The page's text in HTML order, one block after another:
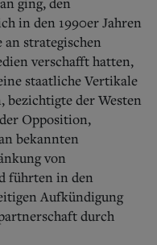
in den 1990er Jahren
strategischen
verschafft hatten,
staatliche Vertikale
der Westen
Opposition,
bekannten
von
führten in den
Aufkündigung
durch